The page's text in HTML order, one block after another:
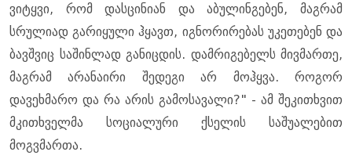
ვიტყვი, რომ დასცინიან და აბულინგებენ, მაგრამ
სრულიად გარიყული ჰყავთ, იგნორირებას უკეთებენ და
ბავშვიც საშინლად განიცდის. დამრიგებელს მივმართე,
მაგრამ არანაირი შედეგი არ მოჰყვა. როგორ
დავეხმარო და რა არის გამოსავალი?" - ამ შეკითხვით
მკითხველმა სოციალური ქსელის საშუალებით
მოგვმართა.